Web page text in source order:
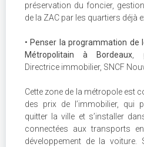
préservation du foncier,
de la ZAC par les quartiers déjà
• Penser la programmation de
Métropolitain à Bordeaux ,
Directrice immobilier, SNCF
Cette zone de la métropole est
des prix de l’immobilier, qui
quitter la ville et s’installer
connectées aux transports
développement de la voiture.